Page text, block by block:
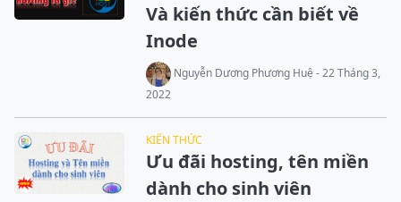
Và kiến thức cần biết về
Inode
Nguyễn Dương Phương Huệ - 22 Tháng 3,
2022
KIẾN THỨC
Ưu đãi hosting, tên miền
dành cho sinh viên